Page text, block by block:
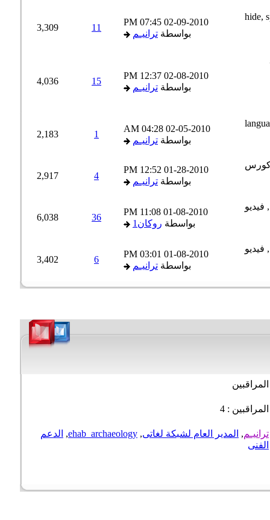
02-09-2010
07:45 PM
بواسطةترانيـم
11
3,309
02-08-2010
12:37 PM
بواسطةترانيـم
15
4,036
02-05-2010
04:28 AM
بواسطةترانيـم
2,183
01-28-2010
12:52 PM
بواسطةترانيـم
2,917
01-08-2010
11:08 PM
بواسطةروكان1
36
6,038
01-08-2010
03:01 PM
بواسطةترانيـم
3,402
: 4
,المدير العام لشبكة لغاتى ,
ehab_archaeology
,الدعم